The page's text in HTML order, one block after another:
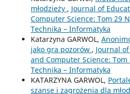
młodzieży , Journal of
Computer Science: Tom 29
Technika – Informatyka
Katarzyna GARWOL,
jako gra pozorów , Journal
and Computer Science:
Technika – Informatyka
KATARZYNA GARWOL,
szanse i zagrożenia dla